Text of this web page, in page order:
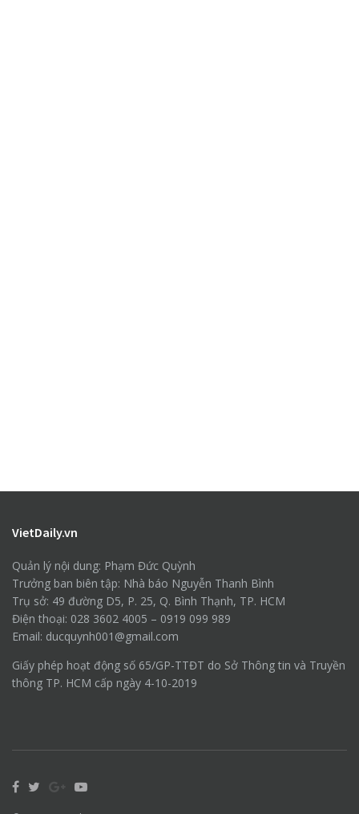
VietDaily.vn
Quản lý nội dung: Phạm Đức Quỳnh
Trưởng ban biên tập: Nhà báo Nguyễn Thanh Bình
Trụ sở: 49 đường D5, P. 25, Q. Bình Thạnh, TP. HCM
Điện thoại: 028 3602 4005 – 0919 099 989
Email: ducquynh001@gmail.com
Giấy phép hoạt động số 65/GP-TTĐT do Sở Thông tin và Truyền
thông TP. HCM cấp ngày 4-10-2019